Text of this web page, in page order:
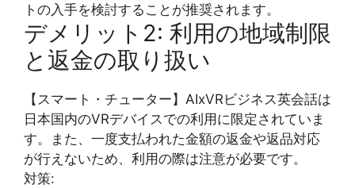
トの入手を検討することが推奨されます。
デメリット2: 利用の地域制限
と返金の取り扱い
【スマート・チューター】AIxVRビジネス英会話は
日本国内のVRデバイスでの利用に限定されていま
す。また、一度支払われた金額の返金や返品対応
が行えないため、利用の際は注意が必要です。
対策: